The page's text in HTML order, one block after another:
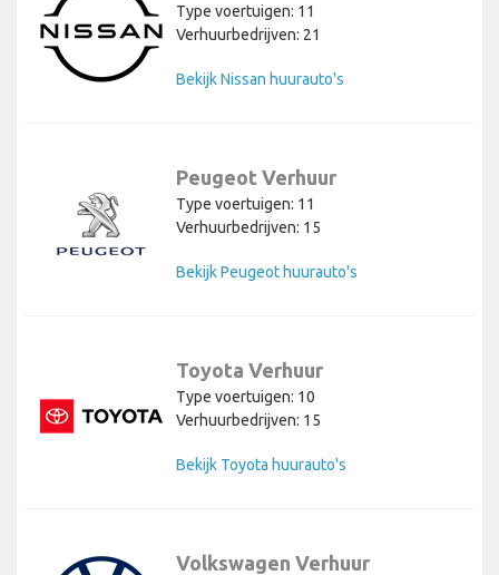
Type voertuigen: 11
Verhuurbedrijven: 21
Bekijk Nissan huurauto's
Peugeot Verhuur
Type voertuigen: 11
Verhuurbedrijven: 15
Bekijk Peugeot huurauto's
Toyota Verhuur
Type voertuigen: 10
Verhuurbedrijven: 15
Bekijk Toyota huurauto's
Volkswagen Verhuur